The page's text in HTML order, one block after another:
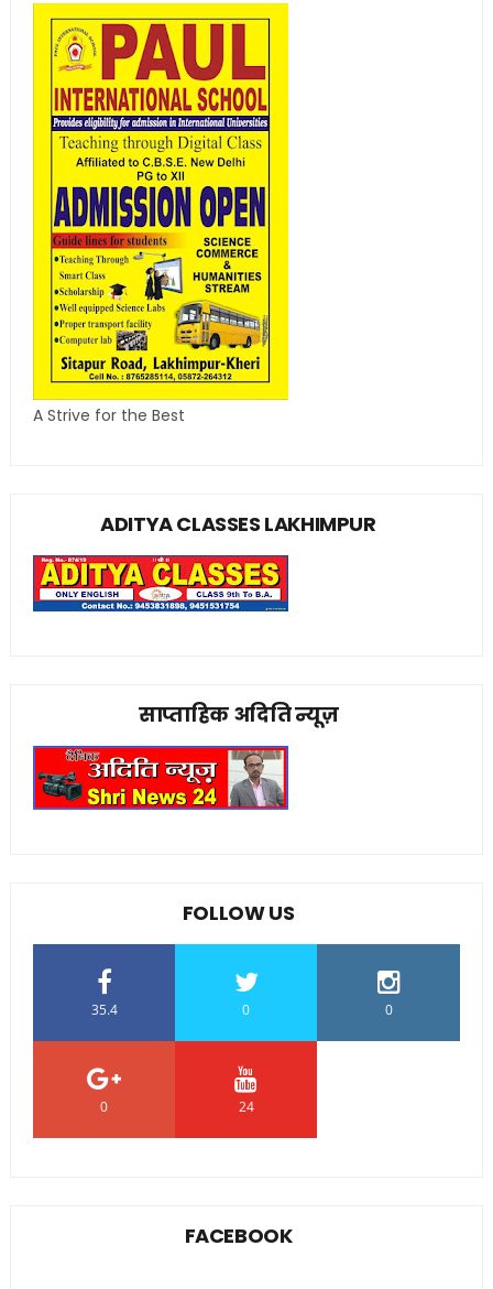
A Strive for the Best
ADITYA CLASSES LAKHIMPUR
साप्ताहिक अदिति न्यूज़
FOLLOW US
35.4 0 0
0 24
FACEBOOK